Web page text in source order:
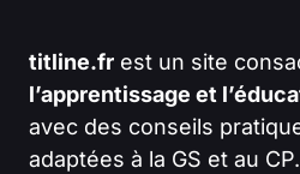
titline.fr est un site
l’apprentissage et
avec des conseils
adaptées à la GS et au CP.